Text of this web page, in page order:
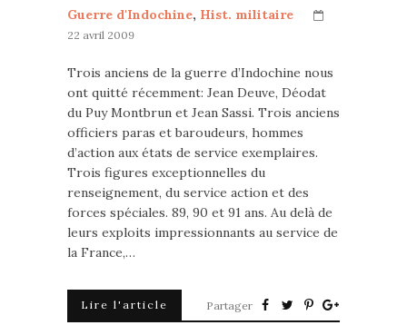
Guerre d'Indochine, Hist. militaire
22 avril 2009
Trois anciens de la guerre d’Indochine nous
ont quitté récemment: Jean Deuve, Déodat
du Puy Montbrun et Jean Sassi. Trois anciens
officiers paras et baroudeurs, hommes
d’action aux états de service exemplaires.
Trois figures exceptionnelles du
renseignement, du service action et des
forces spéciales. 89, 90 et 91 ans. Au delà de
leurs exploits impressionnants au service de
la France,…
Lire l'article Partager